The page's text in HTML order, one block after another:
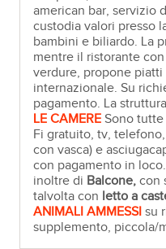
american bar, servizio
custodia valori presso
bambini e biliardo. La
mentre il ristorante
verdure, propone
internazionale. Su
pagamento. La
LE CAMERE Sono
Fi gratuito, tv,
con vasca) e
con pagamento in
inoltre di Balcone, con
talvolta con letto a
ANIMALI AMMESSI su
supplemento, piccola/